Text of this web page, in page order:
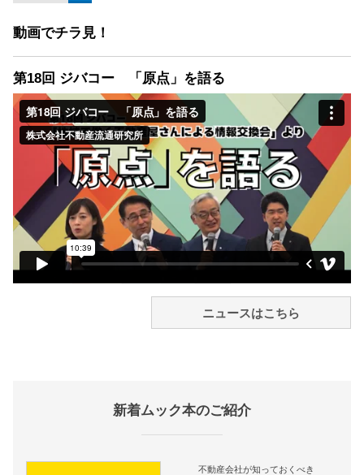
動画でチラ見！
第18回 ジバコー 「原点」を語る
ニュースはこちら
新着ムック本のご紹介
不動産会社が知っておくべき